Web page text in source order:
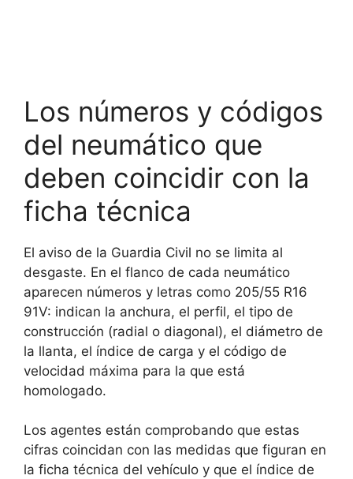
Los números y códigos
del neumático que
deben coincidir con la
ficha técnica
El aviso de la Guardia Civil no se limita al
desgaste. En el flanco de cada neumático
aparecen números y letras como 205/55 R16
91V: indican la anchura, el perfil, el tipo de
construcción (radial o diagonal), el diámetro de
la llanta, el índice de carga y el código de
velocidad máxima para la que está
homologado.
Los agentes están comprobando que estas
cifras coincidan con las medidas que figuran en
la ficha técnica del vehículo y que el índice de